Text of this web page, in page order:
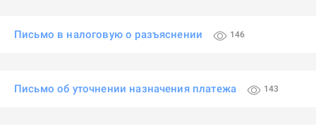
Письмо в налоговую о разъяснении 146
Письмо об уточнении назначения платежа 143